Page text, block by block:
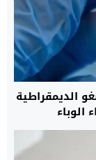
في الكونغو الديمقراطية